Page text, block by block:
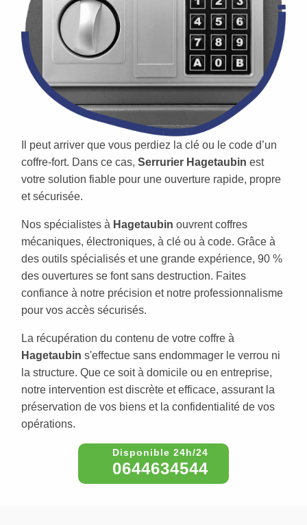
Il peut arriver que vous perdiez la clé ou le code d’un
coffre-fort. Dans ce cas, Serrurier Hagetaubin est
votre solution fiable pour une ouverture rapide, propre
et sécurisée.
Nos spécialistes à Hagetaubin ouvrent coffres
mécaniques, électroniques, à clé ou à code. Grâce à
des outils spécialisés et une grande expérience, 90 %
des ouvertures se font sans destruction. Faites
confiance à notre précision et notre professionnalisme
pour vos accès sécurisés.
La récupération du contenu de votre coffre à
Hagetaubin s'effectue sans endommager le verrou ni
la structure. Que ce soit à domicile ou en entreprise,
notre intervention est discrète et efficace, assurant la
préservation de vos biens et la confidentialité de vos
opérations.
0644634544